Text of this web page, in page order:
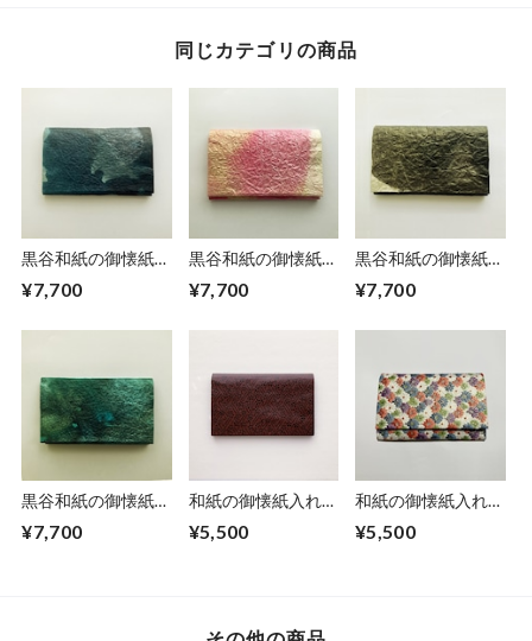
同じカテゴリの商品
黒谷和紙の御懐紙入
¥7,700
黒谷和紙の御懐紙入
¥7,700
黒谷和紙の御懐紙入
¥7,700
黒谷和紙の御懐紙入
¥7,700
和紙の御懐紙入れ
¥5,500
和紙の御懐紙入れ
¥5,500